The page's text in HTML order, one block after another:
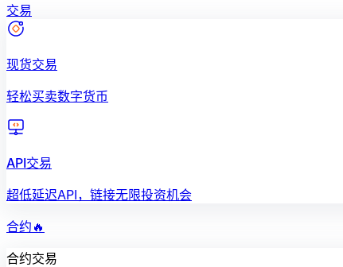
交易
现货交易
轻松买卖数字货币
API交易
超低延迟API，链接无限投资机会
合约 🔥
合约交易